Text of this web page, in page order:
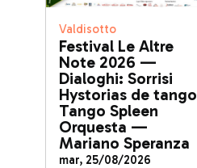
Valdisotto
Festival Le Altre
Note 2026 —
Dialoghi: Sorrisi
Hystorias de tango
Tango Spleen
Orquesta —
Mariano Speranza
mar, 25/08/2026